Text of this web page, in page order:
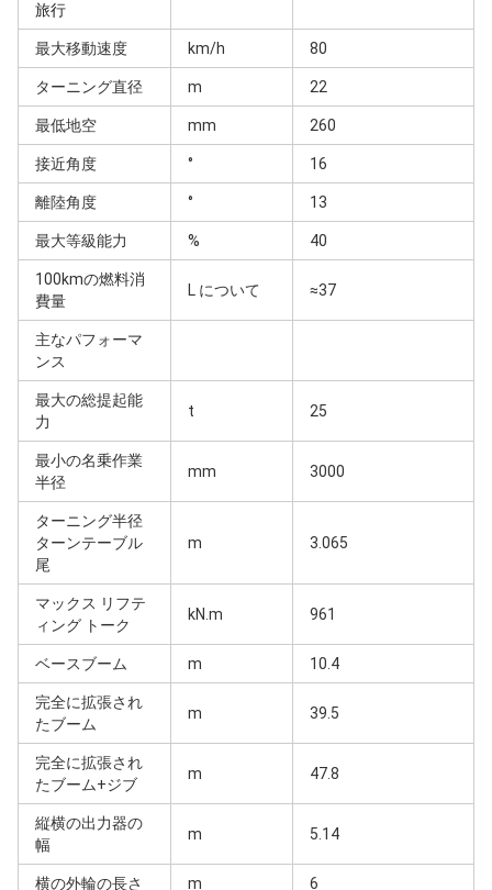
旅行
最大移動速度 km/h 80
ターニング直径 m 22
最低地空 mm 260
接近角度 ° 16
離陸角度 ° 13
最大等級能力 % 40
100kmの燃料消
費量
L について ≈37
主なパフォーマ
ンス
最大の総提起能
力
t 25
最小の名乗作業
半径
mm 3000
ターニング半径
ターンテーブル
尾
m 3.065
マックス リフテ
ィング トーク
kN.m 961
ベースブーム m 10.4
完全に拡張され
たブーム
m 39.5
完全に拡張され
たブーム+ジブ
m 47.8
縦横の出力器の
幅
m 5.14
横の外輪の長さ m 6